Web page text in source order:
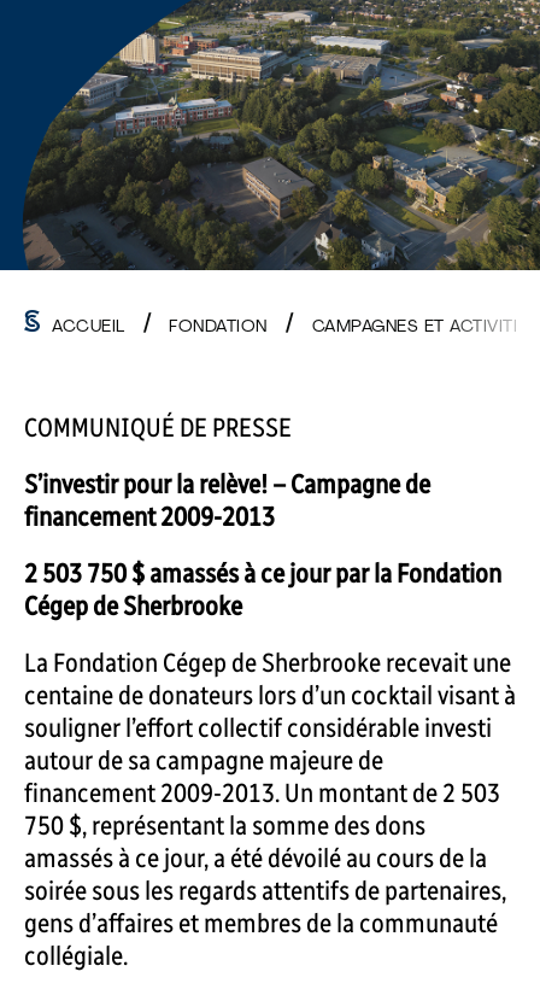
ACCUEIL FONDATION CAMPAGNES ET
COMMUNIQUÉ DE PRESSE
S’investir pour la relève! – Campagne de
financement 2009-2013
2 503 750 $ amassés à ce jour par la Fondation
Cégep de Sherbrooke
La Fondation Cégep de Sherbrooke recevait une
centaine de donateurs lors d’un cocktail visant à
souligner l’effort collectif considérable investi
autour de sa campagne majeure de
financement 2009-2013. Un montant de 2 503
750 $, représentant la somme des dons
amassés à ce jour, a été dévoilé au cours de la
soirée sous les regards attentifs de partenaires,
gens d’affaires et membres de la communauté
collégiale.